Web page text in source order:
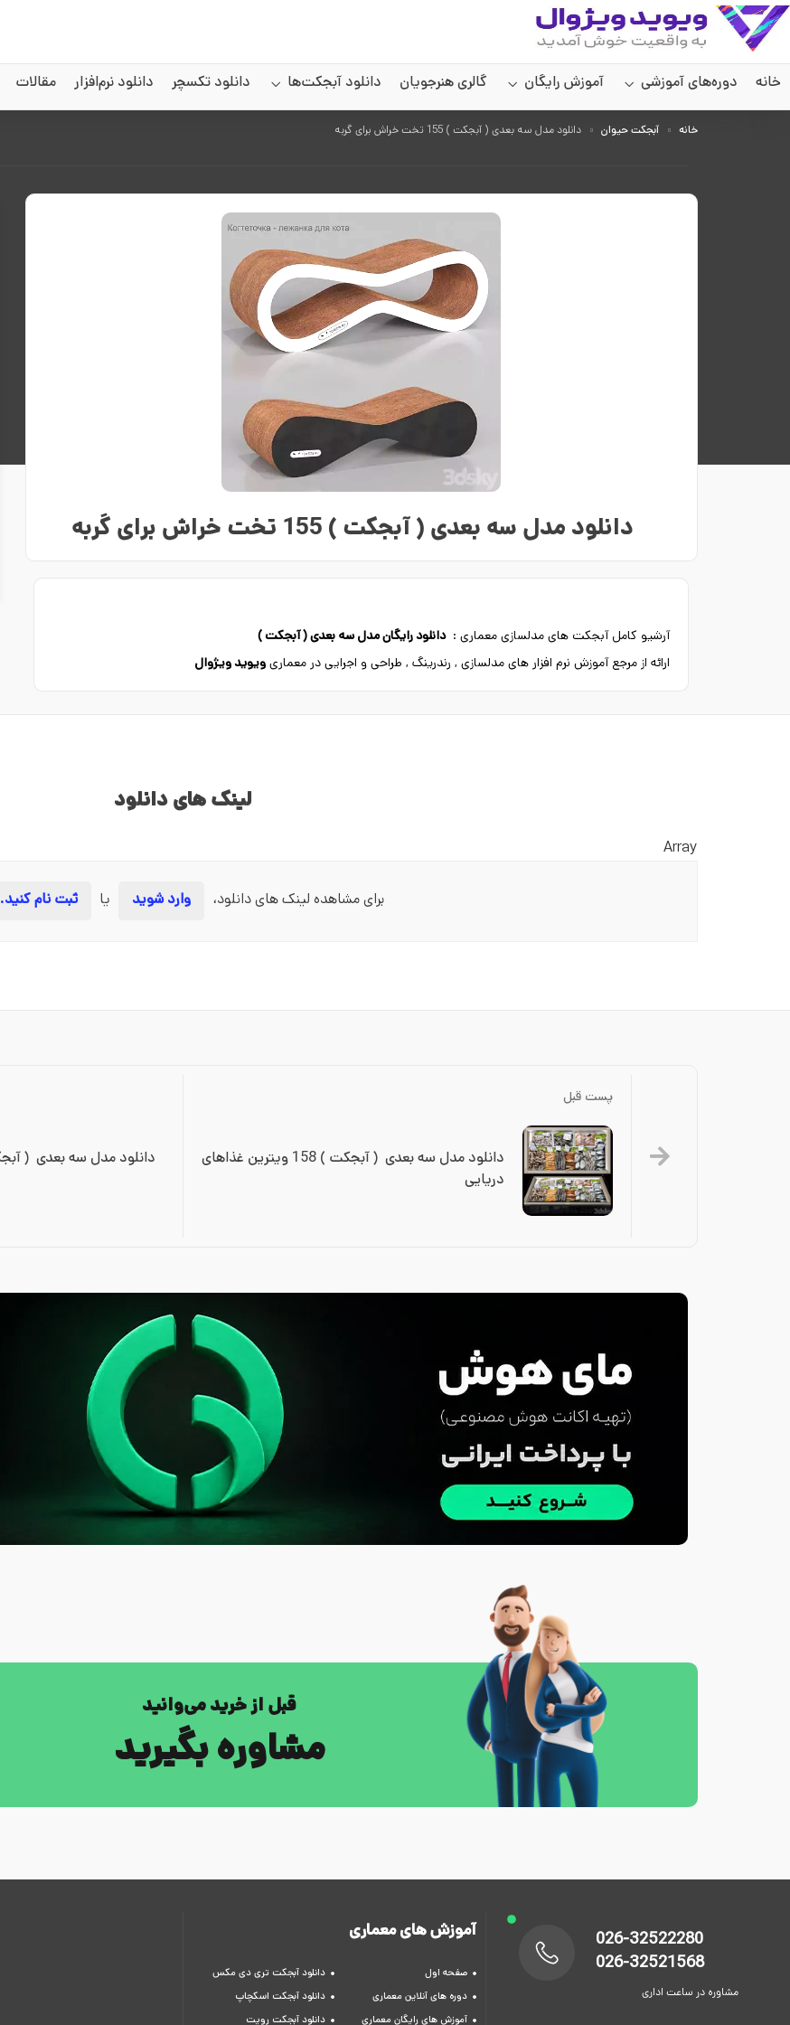
خانه دوره‌های آموزشی آموزش رایگان گالری هنرجویان دانلود آبجکت‌ها دانلود تکسچر دانلود نرم‌افزار
مقالات
خانه آبجکت حیوان دانلود مدل سه بعدی ( آبجکت ) 155 تخت خراش برای گربه
دانلود مدل سه بعدی ( آبجکت ) 155 تخت خراش برای گربه
آرشیو کامل آبجکت های مدلسازی معماری :دانلود رایگان مدل سه بعدی ( آبجکت )
ارائه از مرجع آموزش نرم افزار های مدلسازی , رندرینگ , طراحی و اجرایی در معماریویوید ویژوال
لینک های دانلود
Array
برای مشاهده لینک های دانلود، وارد شوید یا ثبت نام کنید.
پست قبل
دریایی
قبل از خرید می‌وانید
مشاوره بگیرید
026-32522280
026-32521568
مشاوره در ساعت اداری
آموزش های معماری
صفحه اول
دوره های آنلاین معماری
آموزش های رایگان معماری
دانلود آبجکت تری دی مکس
دانلود آبجکت اسکچاپ
دانلود آبجکت رویت